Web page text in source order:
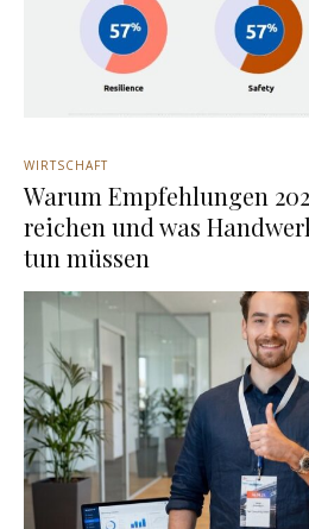
WIRTSCHAFT
Warum Empfehlungen
reichen und was
tun müssen